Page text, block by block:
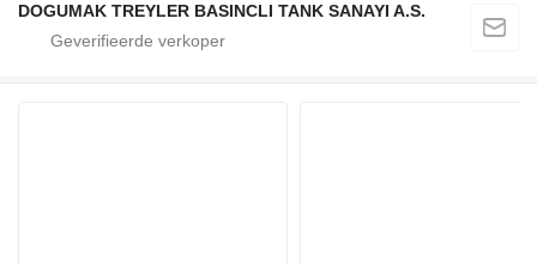
DOGUMAK TREYLER BASINCLI TANK SANAYI A.S.